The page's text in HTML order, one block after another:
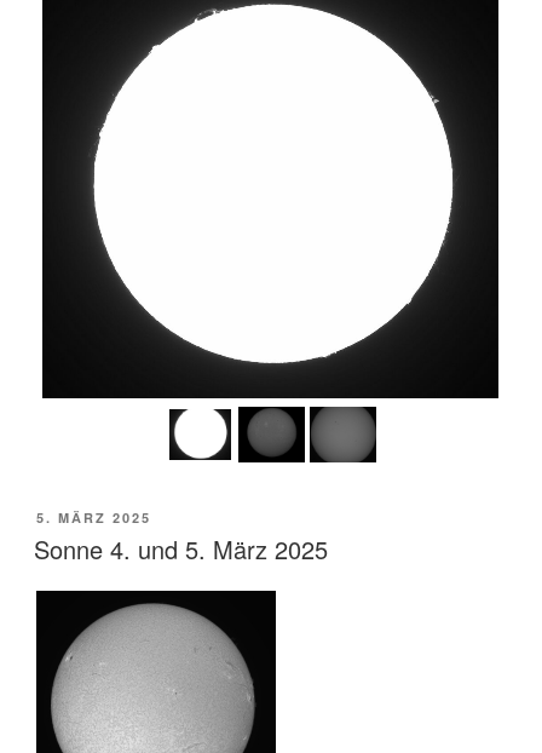
VERÖFFENTLICHT
AM
5. MÄRZ 2025
Sonne 4. und 5. März 2025